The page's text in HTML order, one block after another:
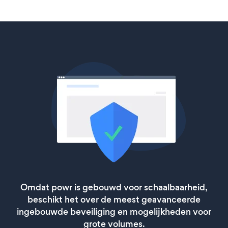
Omdat powr is gebouwd voor schaalbaarheid,
beschikt het over de meest geavanceerde
ingebouwde beveiliging en mogelijkheden voor
grote volumes.